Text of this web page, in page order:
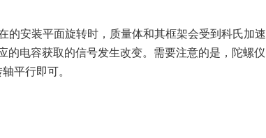
的安装平面旋转时，质量体和其框架会受到科氏加速
的电容获取的信号发生改变。需要注意的是，陀螺仪
平行即可。